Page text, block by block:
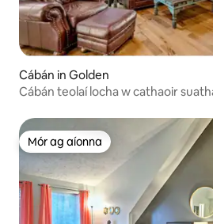
Cábán in Golden
Cábán teolaí locha w cathaoir
Mór ag aíonna
Mór ag aíonna